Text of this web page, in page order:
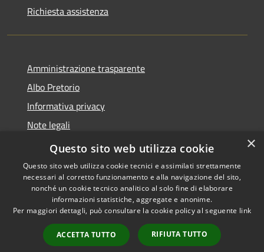
Richiesta assistenza
Amministrazione trasparente
Albo Pretorio
Informativa privacy
Note legali
Dichiarazione di accessibilità
Accessibilità
Copyright © 2026 • Comune di
Rivarolo Mantovano • Powered
byMunicipium
Accesso
redazione
×
Questo sito web utilizza cookie
Questo sito web utilizza cookie tecnici e assimilati strettamente
necessari al corretto funzionamento e alla navigazione del sito,
nonché un cookie tecnico analitico al solo fine di elaborare
informazioni statistiche, aggregate e anonime.
Per maggiori dettagli, può consultare la cookie policy al seguente link
ACCETTA TUTTO RIFIUTA TUTTO